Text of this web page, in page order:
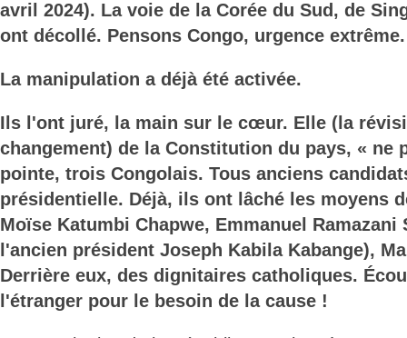
avril 2024). La voie de la Corée du Sud, de
ont décollé. Pensons Congo, urgence extrême.
La manipulation a déjà été activée.
Ils l'ont juré, la main sur le cœur. Elle (la
changement) de la Constitution du pays, « ne
pointe, trois Congolais. Tous anciens
présidentielle. Déjà, ils ont lâché les moyens
Moïse Katumbi Chapwe, Emmanuel Ramazani
l'ancien président Joseph Kabila Kabange),
Derrière eux, des dignitaires catholiques.
l'étranger pour le besoin de la cause !